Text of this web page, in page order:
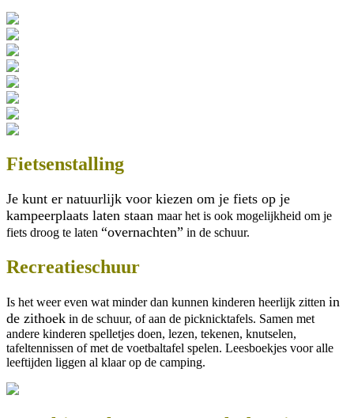
Fietsenstalling
Je kunt er natuurlijk voor kiezen om je fiets op je
kampeerplaats laten staan maar het is ook mogelijkheid om je
fiets droog te laten “overnachten” in de schuur.
Recreatieschuur
Is het weer even wat minder dan kunnen kinderen heerlijk zitten in
de zithoek in de schuur, of aan de picknicktafels. Samen met
andere kinderen spelletjes doen, lezen, tekenen, knutselen,
tafeltennissen of met de voetbaltafel spelen. Leesboekjes voor alle
leeftijden liggen al klaar op de camping.